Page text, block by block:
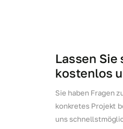
Lassen
kostenlos
Sie haben Fragen
konkretes Projekt
uns